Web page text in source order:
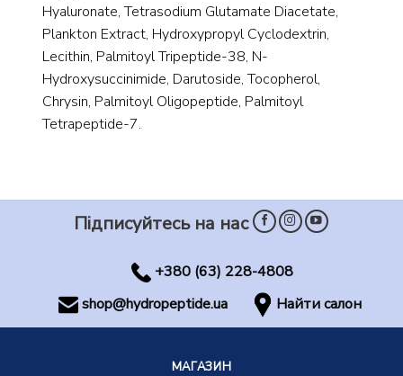
Hyaluronate, Tetrasodium Glutamate Diacetate,
Plankton Extract, Hydroxypropyl Cyclodextrin,
Lecithin, Palmitoyl Tripeptide-38, N-
Hydroxysuccinimide, Darutoside, Tocopherol,
Chrysin, Palmitoyl Oligopeptide, Palmitoyl
Tetrapeptide-7.
Підписуйтесь на нас
+380 (63) 228-4808
shop@hydropeptide.ua
Найти салон
МАГАЗИН